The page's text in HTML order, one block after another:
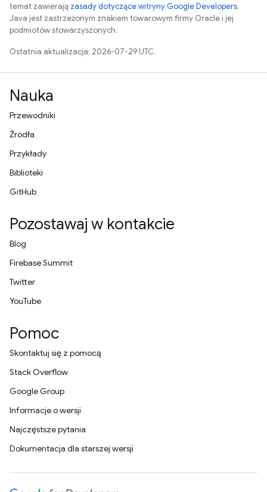
temat zawierają zasady dotyczące witryny Google Developers.
Java jest zastrzeżonym znakiem towarowym firmy Oracle i jej
podmiotów stowarzyszonych.
Ostatnia aktualizacja: 2026-07-29 UTC.
Nauka
Przewodniki
Źródła
Przykłady
Biblioteki
GitHub
Pozostawaj w kontakcie
Blog
Firebase Summit
Twitter
YouTube
Pomoc
Skontaktuj się z pomocą
Stack Overflow
Google Group
Informacje o wersji
Najczęstsze pytania
Dokumentacja dla starszej wersji